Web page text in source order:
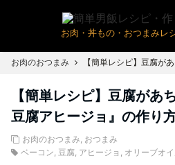
お肉・丼もの・おつまみレ
お肉のおつまみ
【簡単レシピ】豆腐があ
豆腐アヒージョ』の作り方
お肉のおつまみ, おつまみ
ベーコン, 豆腐, アヒージョ , オリーブオ